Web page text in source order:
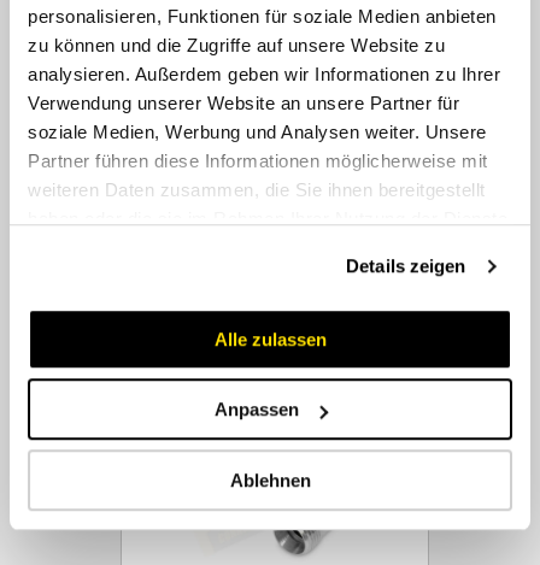
personalisieren, Funktionen für soziale Medien anbieten
zu können und die Zugriffe auf unsere Website zu
analysieren. Außerdem geben wir Informationen zu Ihrer
Verwendung unserer Website an unsere Partner für
soziale Medien, Werbung und Analysen weiter. Unsere
Partner führen diese Informationen möglicherweise mit
weiteren Daten zusammen, die Sie ihnen bereitgestellt
Details zeigen
Alle zulassen
Anpassen
Ablehnen
Winkel-Einschraubverschraubungen
Winkel-Schwenkverschraubungen